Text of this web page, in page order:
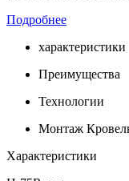
Подробнее
характеристики
Преимущества
Технологии
Монтаж
Характеристики